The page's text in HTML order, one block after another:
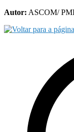
Autor: ASCOM/